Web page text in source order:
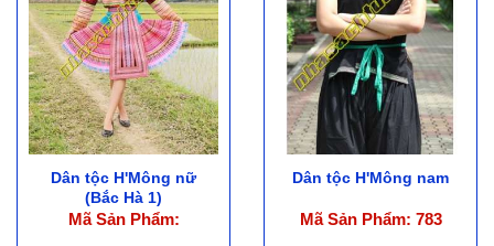
Dân tộc H'Mông nữ
(Bắc Hà 1)
Mã Sản Phẩm:
Dân tộc H'Mông nam
Mã Sản Phẩm: 783